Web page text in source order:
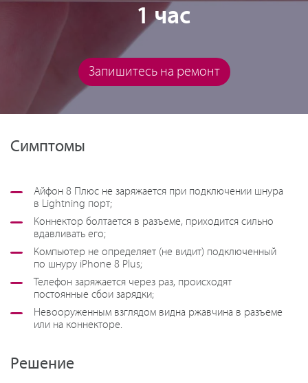
1 час
Запишитесь на ремонт
Симптомы
Айфон 8 Плюс не заряжается при подключении шнура
в Lightning порт;
Коннектор болтается в разъеме, приходится сильно
вдавливать его;
Компьютер не определяет (не видит) подключенный
по шнуру iPhone 8 Plus;
Телефон заряжается через раз, происходят
постоянные сбои зарядки;
Невооруженным взглядом видна ржавчина в разъеме
или на коннекторе.
Решение